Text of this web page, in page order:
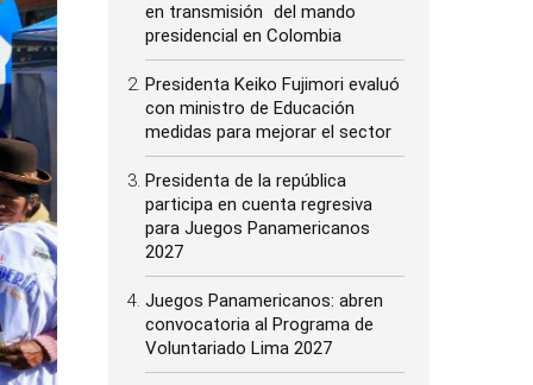
en transmisión del mando
presidencial en Colombia
Presidenta Keiko Fujimori evaluó
con ministro de Educación
medidas para mejorar el sector
Presidenta de la república
participa en cuenta regresiva
para Juegos Panamericanos
2027
Juegos Panamericanos: abren
convocatoria al Programa de
Voluntariado Lima 2027